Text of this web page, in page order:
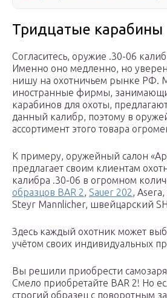
Тридцатые карабины
Согласитесь, оружие .30-06
Именно оно медленно, но
нишу на охотничьем рынке РФ.
иностранные фирмы,
карабинов для охоты,
данный калибр, поэтому в
ассортимент этого товара
К примеру, оружейный салон
предлагает своим клиентам
калибра .30-06 в огромном
образцов BAR 2, Sauer 202,
Steyr Mannlicher, швейцарский
Здесь каждый охотник может
учётом своих индивидуальных
Вы решили приобрести
Смело приобретайте BAR 2! Но
строгий образец с поворотным